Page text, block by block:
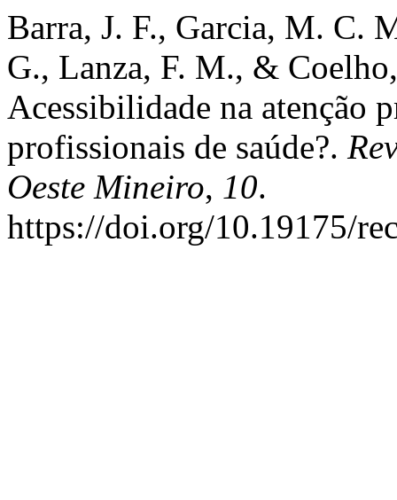
Barra, J. F., Garcia, M. C.
G., Lanza, F. M., &
Acessibilidade na atenção
profissionais de saúde?.
Oeste Mineiro, 10.
https://doi.org/10.19175/